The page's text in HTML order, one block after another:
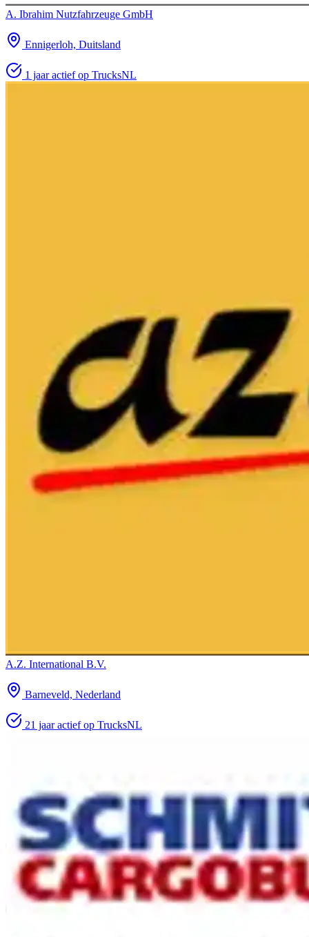
A. Ibrahim Nutzfahrzeuge GmbH
Ennigerloh, Duitsland
1 jaar actief op TrucksNL
A.Z. International B.V.
Barneveld, Nederland
21 jaar actief op TrucksNL